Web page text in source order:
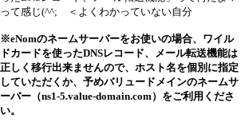
って感じ(^^; ＜よくわかっていない自分
※eNomのネームサーバーをお使いの場合、ワイル
ドカードを使ったDNSレコード、メール転送機能は
正しく移行出来ませんので、ホスト名を個別に指定
していただくか、予めバリュードメインのネームサ
ーバー（ns1-5.value-domain.com）をご利用くださ
い。